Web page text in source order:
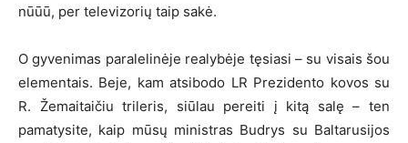
nūūū, per televizorių taip sakė.
O gyvenimas paralelinėje realybėje tęsiasi – su visais šou
elementais. Beje, kam atsibodo LR Prezidento kovos su
R. Žemaitaičiu trileris, siūlau pereiti į kitą salę – ten
pamatysite, kaip mūsų ministras Budrys su Baltarusijos